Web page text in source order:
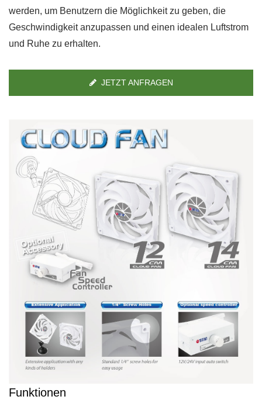
werden, um Benutzern die Möglichkeit zu geben, die
Geschwindigkeit anzupassen und einen idealen Luftstrom
und Ruhe zu erhalten.
JETZT ANFRAGEN
Funktionen